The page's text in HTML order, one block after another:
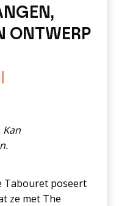
ONTWERP
Kan
Tabouret poseert
ze met The